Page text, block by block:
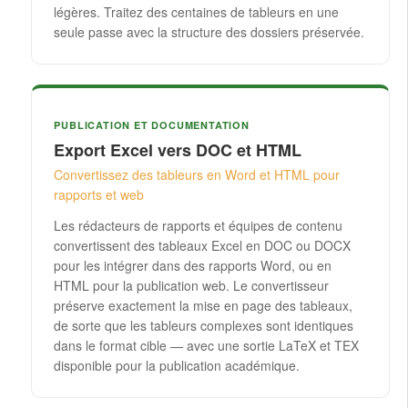
légères. Traitez des centaines de tableurs en une
seule passe avec la structure des dossiers préservée.
PUBLICATION ET DOCUMENTATION
Export Excel vers DOC et HTML
Convertissez des tableurs en Word et HTML pour
rapports et web
Les rédacteurs de rapports et équipes de contenu
convertissent des tableaux Excel en DOC ou DOCX
pour les intégrer dans des rapports Word, ou en
HTML pour la publication web. Le convertisseur
préserve exactement la mise en page des tableaux,
de sorte que les tableurs complexes sont identiques
dans le format cible — avec une sortie LaTeX et TEX
disponible pour la publication académique.